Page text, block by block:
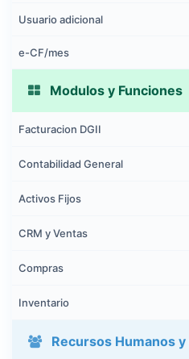
Usuario adicional
e-CF/mes
Modulos y Funciones
Facturacion DGII
Contabilidad General
Activos Fijos
CRM y Ventas
Compras
Inventario
Recursos Humanos